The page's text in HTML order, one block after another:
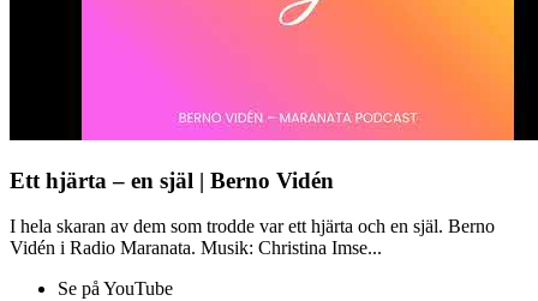
Ett hjärta – en själ | Berno Vidén
I hela skaran av dem som trodde var ett hjärta och en själ. Berno
Vidén i Radio Maranata. Musik: Christina Imse...
Se på YouTube